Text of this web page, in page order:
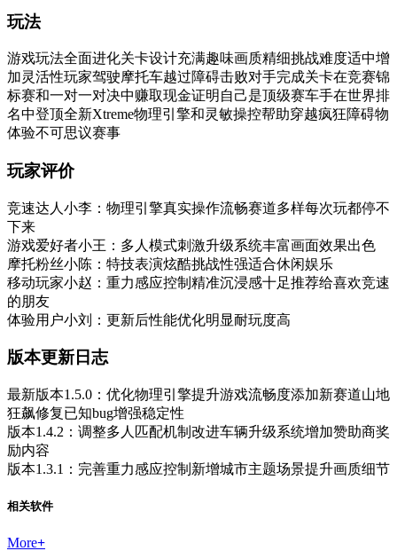
玩法
游戏玩法全面进化关卡设计充满趣味画质精细挑战难度适中增
加灵活性玩家驾驶摩托车越过障碍击败对手完成关卡在竞赛锦
标赛和一对一对决中赚取现金证明自己是顶级赛车手在世界排
名中登顶全新Xtreme物理引擎和灵敏操控帮助穿越疯狂障碍物
体验不可思议赛事
玩家评价
竞速达人小李：物理引擎真实操作流畅赛道多样每次玩都停不
下来
游戏爱好者小王：多人模式刺激升级系统丰富画面效果出色
摩托粉丝小陈：特技表演炫酷挑战性强适合休闲娱乐
移动玩家小赵：重力感应控制精准沉浸感十足推荐给喜欢竞速
的朋友
体验用户小刘：更新后性能优化明显耐玩度高
版本更新日志
最新版本1.5.0：优化物理引擎提升游戏流畅度添加新赛道山地
狂飙修复已知bug增强稳定性
版本1.4.2：调整多人匹配机制改进车辆升级系统增加赞助商奖
励内容
版本1.3.1：完善重力感应控制新增城市主题场景提升画质细节
相关软件
More+